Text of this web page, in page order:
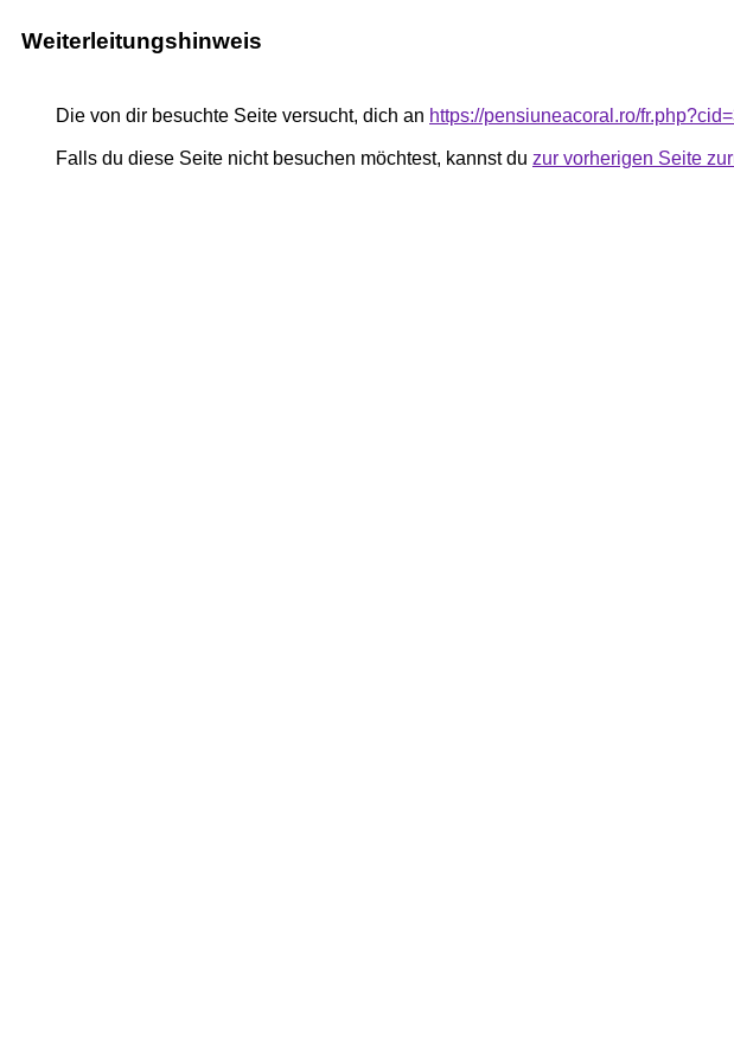
Weiterleitungshinweis
Die von dir besuchte Seite versucht, dich an https://pensiuneacoral.ro/
Falls du diese Seite nicht besuchen möchtest, kannst du zur vorherigen Seite